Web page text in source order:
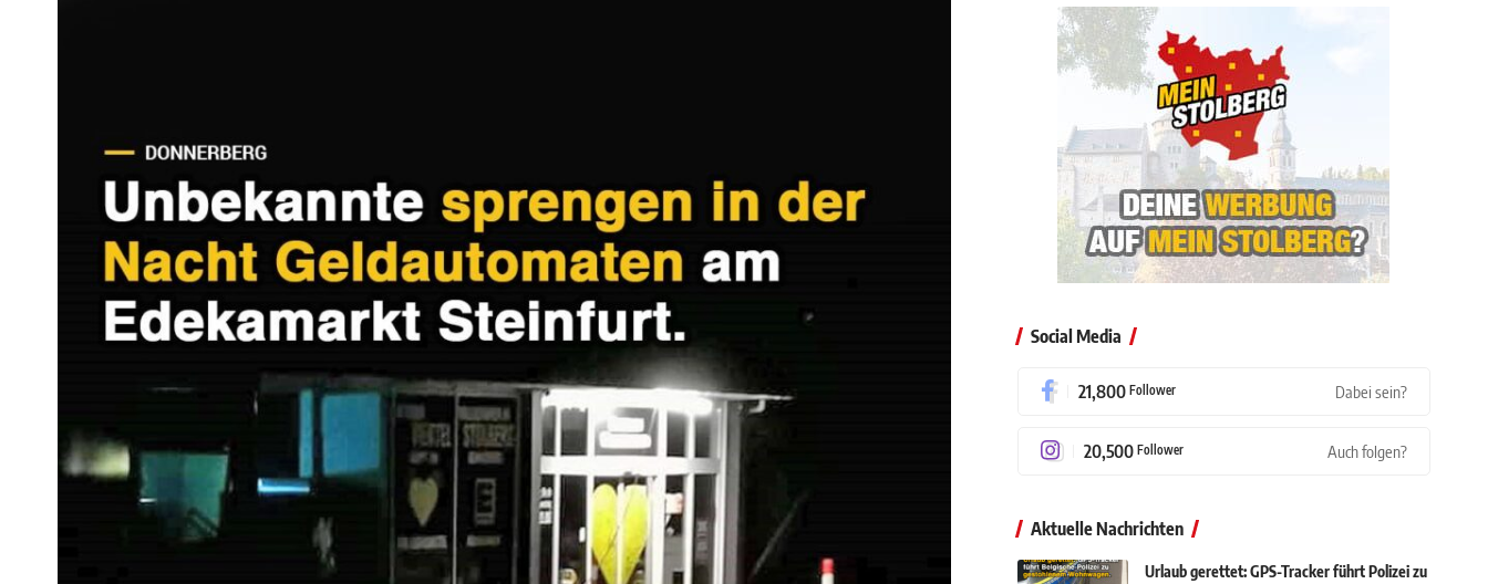
Social Media
21,800 Follower Dabei sein?
20,500 Follower Auch folgen?
Aktuelle Nachrichten
Urlaub gerettet: GPS-Tracker führt Polizei zu